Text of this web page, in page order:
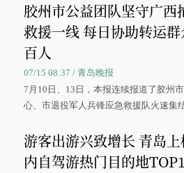
胶州市公益团队坚守广西
救援一线 每日协助转运
百人
07/15 08:37 / 青岛晚报
7月10日、13日，本报连续报道了胶州
心、市退役军人兵锋应急救援队火速集
游客出游兴致增长 青岛
内自驾游热门目的地